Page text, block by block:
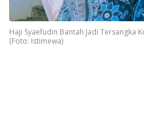
Haji Syaefudin Bantah Jadi Tersangka
(Foto: Istimewa)